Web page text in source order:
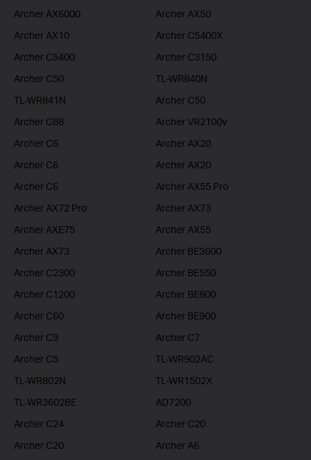
Archer AX6000
Archer AX50
Archer AX10
Archer C5400X
Archer C5400
Archer C3150
Archer C50
TL-WR840N
TL-WR841N
Archer C50
Archer C88
Archer VR2100v
Archer C6
Archer AX20
Archer C6
Archer AX20
Archer C6
Archer AX55 Pro
Archer AX72 Pro
Archer AX73
Archer AXE75
Archer AX55
Archer AX73
Archer BE3600
Archer C2300
Archer BE550
Archer C1200
Archer BE800
Archer C60
Archer BE900
Archer C9
Archer C7
Archer C5
TL-WR902AC
TL-WR802N
TL-WR1502X
TL-WR3602BE
AD7200
Archer C24
Archer C20
Archer C20
Archer A6